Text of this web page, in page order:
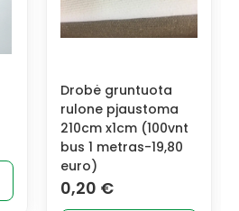
Drobė gruntuota
rulone pjaustoma
210cm x1cm (100vnt
bus 1 metras-19,80
euro)
0,20 €